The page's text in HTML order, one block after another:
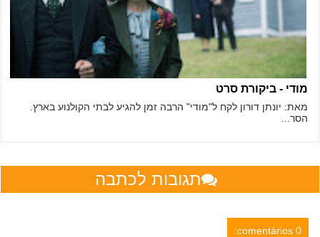
מודי - ביקורת סרט
מאת: יונתן דורון לקח ל"מודי" הרבה זמן להגיע לבתי הקולנוע בארץ.
הסר...
תגובות לכתבה
0 comentários: